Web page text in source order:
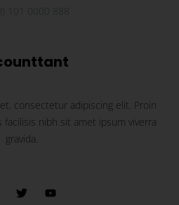
101 0000 888
consectetur adipiscing elit. Proin
facilisis nibh sit amet ipsum viverra
gravida.